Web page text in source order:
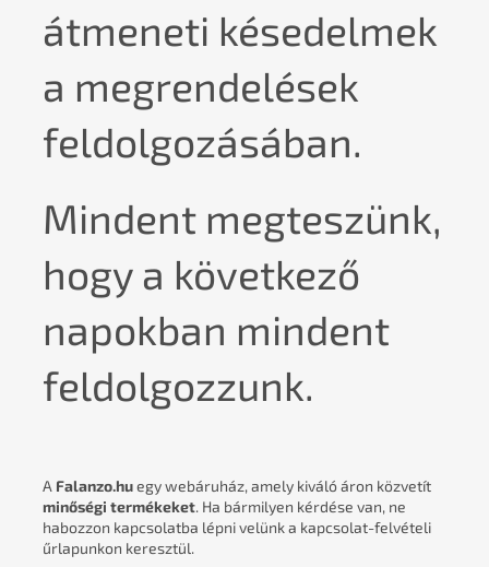
átmeneti késedelmek
a megrendelések
feldolgozásában.
Mindent megteszünk,
hogy a következő
napokban mindent
feldolgozzunk.
A Falanzo.huegy webáruház, amely kiváló áron közvetít
minőségi termékeket. Ha bármilyen kérdése van, ne
habozzon kapcsolatba lépni velünk a kapcsolat-felvételi
űrlapunkon keresztül.